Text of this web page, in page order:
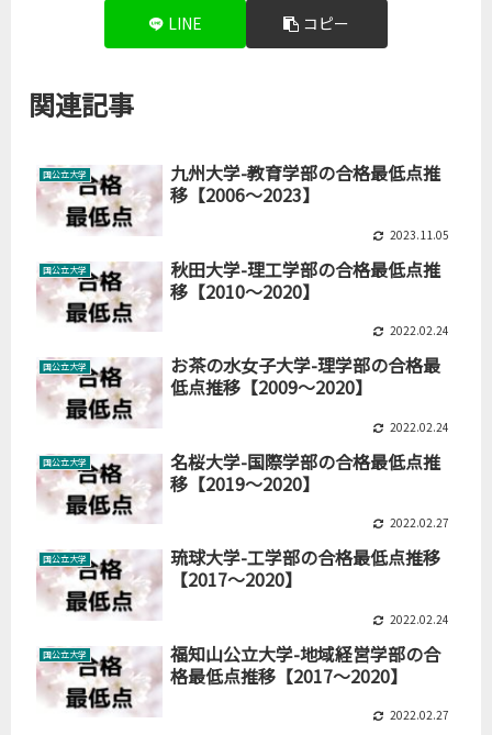
LINE コピー
関連記事
国公立大学
九州大学-教育学部の合格最低点推
移【2006～2023】
2023.11.05
国公立大学
秋田大学-理工学部の合格最低点推
移【2010～2020】
2022.02.24
国公立大学
お茶の水女子大学-理学部の合格最
低点推移【2009～2020】
2022.02.24
国公立大学
名桜大学-国際学部の合格最低点推
移【2019～2020】
2022.02.27
国公立大学
琉球大学-工学部の合格最低点推移
【2017～2020】
2022.02.24
国公立大学
福知山公立大学-地域経営学部の合
格最低点推移【2017～2020】
2022.02.27